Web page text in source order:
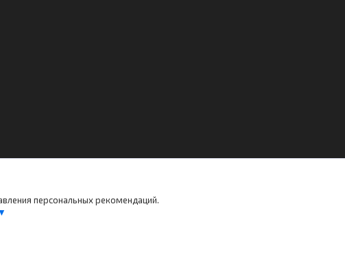
персональных рекомендаций.